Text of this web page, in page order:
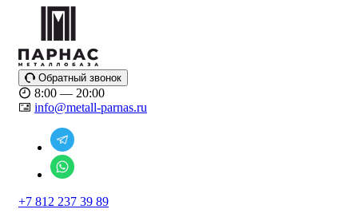
Обратный звонок
8:00 — 20:00
info@metall-parnas.ru
+7 812 237 39 89